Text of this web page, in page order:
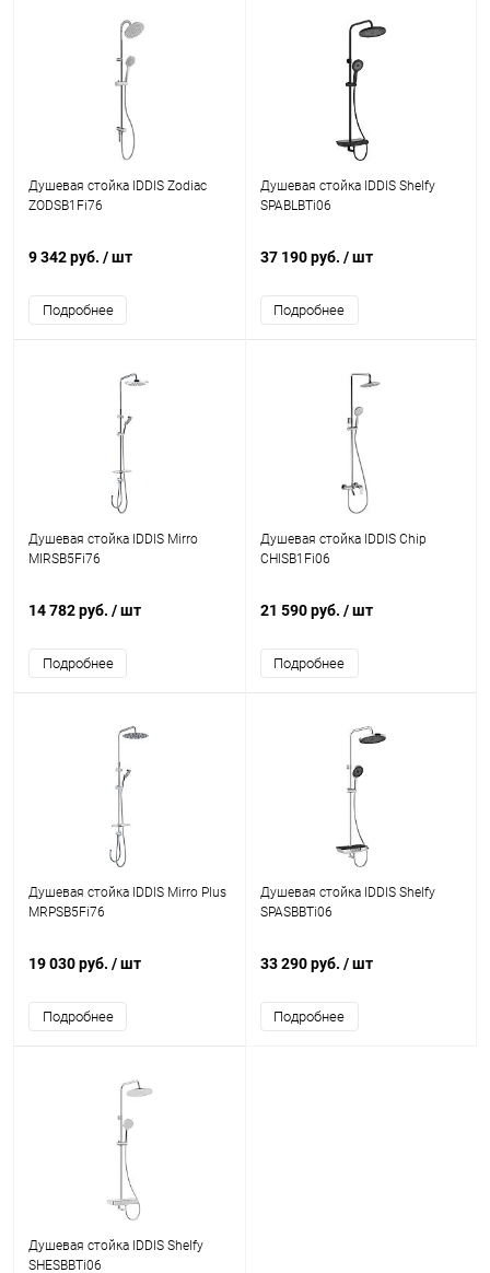
Душевая стойка IDDIS Zodiac
ZODSB1Fi76
9 342 руб. / шт
Подробнее
Душевая стойка IDDIS Shelfy
SPABLBTi06
37 190 руб. / шт
Подробнее
Душевая стойка IDDIS Mirro
MIRSB5Fi76
14 782 руб. / шт
Подробнее
Душевая стойка IDDIS Chip
CHISB1Fi06
21 590 руб. / шт
Подробнее
Душевая стойка IDDIS Mirro Plus
MRPSB5Fi76
19 030 руб. / шт
Подробнее
Душевая стойка IDDIS Shelfy
SPASBBTi06
33 290 руб. / шт
Подробнее
Душевая стойка IDDIS Shelfy
SHESBBTi06